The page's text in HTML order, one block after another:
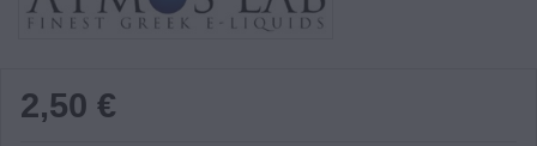
2,50 €